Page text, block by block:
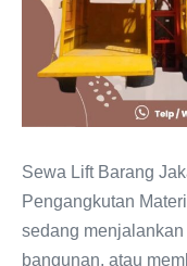
Sewa Lift Barang
Pengangkutan
sedang
bangunan, atau